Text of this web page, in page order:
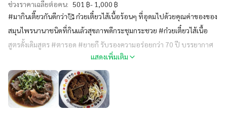
ช่วงราคาเฉลี่ยต่อคน: 501 ฿- 1,000 ฿
#มากินเตี๊ยวกันดีกว่า🥰 ก๋วยเตี๋ยวไส้เนื้อร้อนๆ ที่อุดมไปด้วยคุณค่าของของ
สมุนไพรนานาชนิดที่กินแล้วสุขภาพดีกระชุมกระชวย #ก๋วยเตี๋ยวไส้เนื้อ
สูตรดั้งเดิมสูตร #ตารอด #ยายกี รับรองความอร่อยกว่า 70 ปี บรรยากาศ
ร้านนั่งกินสบายสบายใต้ร่มไม้ ลองแวะมาชิมกันนะคะแล้วคุณจะติดใจ
***ร้านเราตั้งอยู่ก่อนถึงโรงเรียนอินทโมลีประทานถนนองค์การโทรศัพท์
อ.เมือง จ.สิงห์บุร
แสดงเพิ่มเติม